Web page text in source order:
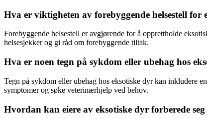
Hva er viktigheten av forebyggende helsestell
Forebyggende helsestell er avgjørende for å opprettholde
helsesjekker og gi råd om forebyggende tiltak.
Hva er noen tegn på sykdom eller ubehag hos
Tegn på sykdom eller ubehag hos eksotiske dyr kan inkludere
symptomer og søke veterinærhjelp ved behov.
Hvordan kan eiere av eksotiske dyr forberede